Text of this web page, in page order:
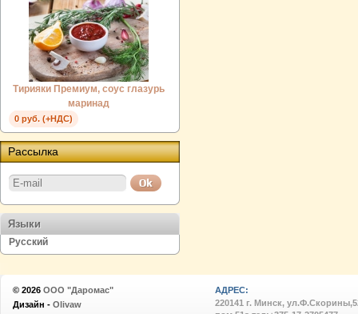
Тирияки Премиум, соус глазурь
маринад
0 руб. (+НДС)
Рассылка
Языки
Русский
© 2026 ООО "Даромас"
Дизайн - Olivaw
АДРЕС:
220141 г. Минск,